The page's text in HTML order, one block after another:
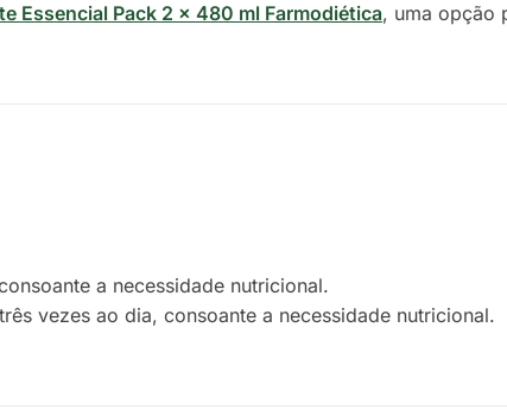
Essencial Pack 2 x 480 ml Farmodiética, uma opção
a necessidade nutricional.
vezes ao dia, consoante a necessidade nutricional.